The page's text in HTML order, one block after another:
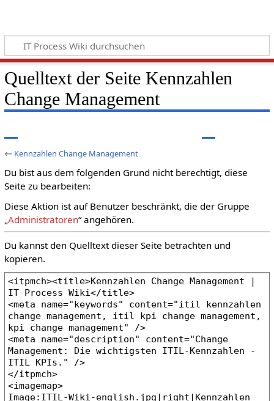
Quelltext der Seite Kennzahlen
Change Management
← Kennzahlen Change Management
Du bist aus dem folgenden Grund nicht berechtigt, diese
Seite zu bearbeiten:
Diese Aktion ist auf Benutzer beschränkt, die der Gruppe
„Administratoren“ angehören.
Du kannst den Quelltext dieser Seite betrachten und
kopieren.